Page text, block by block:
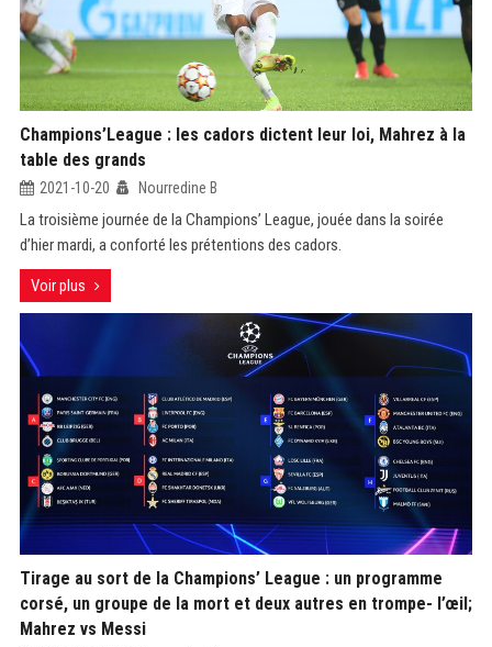
Champions’League : les cadors dictent leur loi, Mahrez à la
table des grands
2021-10-20 Nourredine B
La troisième journée de la Champions’ League, jouée dans la soirée
d’hier mardi, a conforté les prétentions des cadors.
Voir plus
Tirage au sort de la Champions’ League : un programme
corsé, un groupe de la mort et deux autres en trompe- l’œil;
Mahrez vs Messi